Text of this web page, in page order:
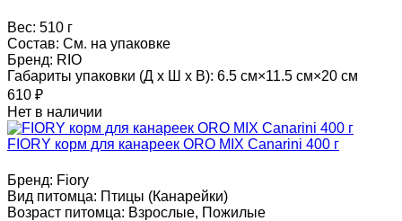
Вес: 510 г
Состав: См. на упаковке
Бренд: RIO
Габариты упаковки (Д х Ш х В): 6.5 см×11.5 см×20 см
610 ₽
Нет в наличии
FIORY корм для канареек ORO MIX Canarini 400 г
Бренд: Fiory
Вид питомца: Птицы (Канарейки)
Возраст питомца: Взрослые, Пожилые